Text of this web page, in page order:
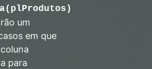
um
em que
para